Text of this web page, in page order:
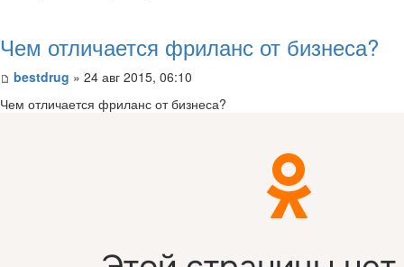
Чем отличается фриланс от бизнеса?
bestdrug » 24 авг 2015, 06:10
Чем отличается фриланс от бизнеса?